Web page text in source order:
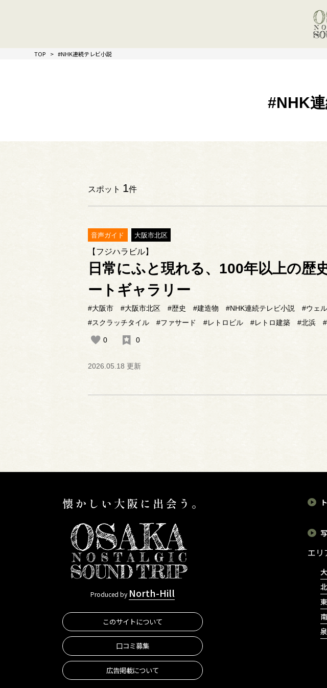
TOP #NHK連続テレビ小説
#NHK
スポット 1件
音声ガイド 大阪市北区
【フジハラビル】
日常にふと現れる、100年以上の歴
ートギャラリー
#大阪市 #大阪市北区 #歴史 #建造物 #NHK連続テレビ小説
#ウェ
#スクラッチタイル
#ファサード #レトロビル #レトロ建築 #北浜
0 0
2026.05.18 更新
Produced by North-Hill
このサイトについて
口コミ募集
広告掲載について
エリ